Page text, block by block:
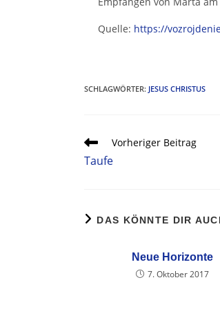
Quelle: https://
SCHLAGWÖRTER: JESUS CHRISTUS
Vorheriger Beitrag
Taufe
DAS KÖNNTE DIR
Neue Horizonte
7. Oktober 2017